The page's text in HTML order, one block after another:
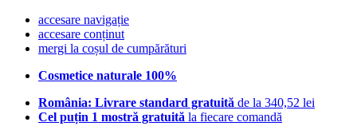
accesare navigație
accesare conținut
mergi la coșul de cumpărături
Cosmetice naturale 100%
România: Livrare standard gratuită de la 340,52 lei
Cel puțin 1 mostră gratuită la fiecare comandă